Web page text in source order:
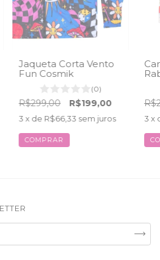
Jaqueta Corta Vento
Fun Cosmik
(0)
R$299,00 R$199,00
3 x de R$66,33 sem juros
COMPRAR
3 x